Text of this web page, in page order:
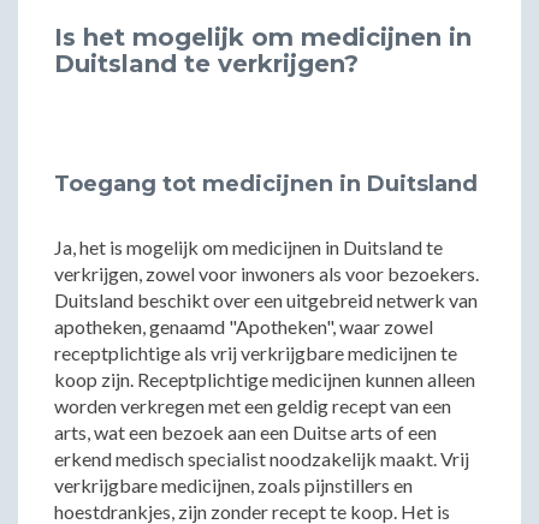
Is het mogelijk om medicijnen in
Duitsland te verkrijgen?
Toegang tot medicijnen in Duitsland
Ja, het is mogelijk om medicijnen in Duitsland te
verkrijgen, zowel voor inwoners als voor bezoekers.
Duitsland beschikt over een uitgebreid netwerk van
apotheken, genaamd "Apotheken", waar zowel
receptplichtige als vrij verkrijgbare medicijnen te
koop zijn. Receptplichtige medicijnen kunnen alleen
worden verkregen met een geldig recept van een
arts, wat een bezoek aan een Duitse arts of een
erkend medisch specialist noodzakelijk maakt. Vrij
verkrijgbare medicijnen, zoals pijnstillers en
hoestdrankjes, zijn zonder recept te koop. Het is